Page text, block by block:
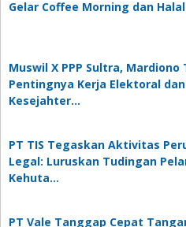
Gelar Coffee Morning dan
Muswil X PPP Sultra, Mardiono
Pentingnya Kerja Elektoral dan
Kesejahter…
PT TIS Tegaskan Aktivitas
Legal: Luruskan Tudingan
Kehuta…
PT Vale Tanggap Cepat